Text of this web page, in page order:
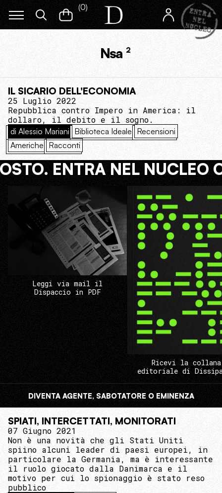
(0)
Nsa 2
IL SICARIO DELL'ECONOMIA
25 Luglio 2022
Repubblica contro Impero in America: il
dollaro, il debito e il sogno.
di Alessio Mariani Biblioteca Ideale Recensioni
Americhe Racconti
ENTRA NEL NUCLEO
Leggi via mail il
Dispaccio in PDF
Ricevi la collana
editoriale di
DIVENTA AGENTE, SABOTATORE O EMINENZA
SPIATI, INTERCETTATI, MONITORATI
07 Giugno 2021
Non è una novità che gli Stati Uniti
spiino alcuni leader di paesi europei, in
particolare la Germania, ma è interessante
il ruolo giocato dalla Danimarca e il
motivo per cui lo spionaggio è stato reso
pubblico